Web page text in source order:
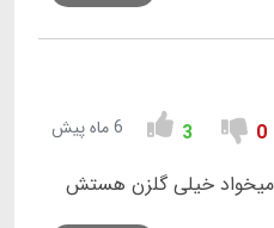
0
3 6 ماه پیش
میخواد خیلی گلزن هستش